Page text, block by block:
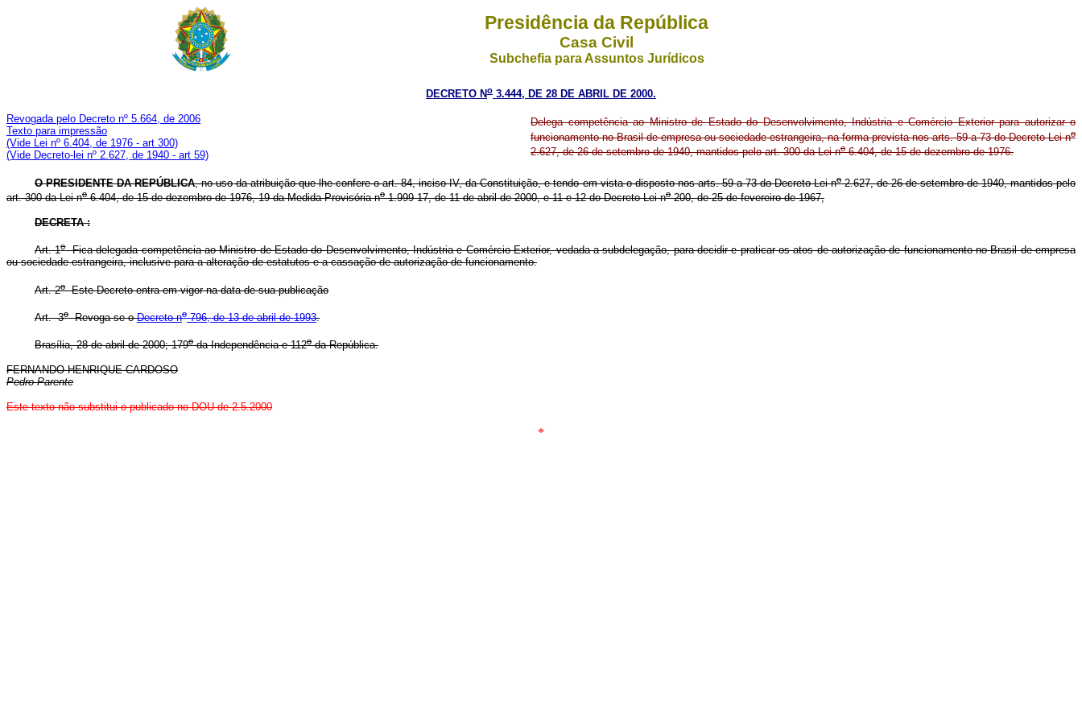
Presidência da República
Casa Civil
Subchefia para Assuntos Jurídicos
DECRETO No 3.444, DE 28 DE ABRIL DE 2000.
Revogada pelo Decreto nº 5.664, de 2006
Texto para impressão
(Vide Lei nº 6.404, de 1976 - art 300)
(Vide Decreto-lei nº 2.627, de 1940 - art 59)
Delega competência ao Ministro de Estado do Desenvolvimento, Indústria e Comércio Exterior para autorizar o
funcionamento no Brasil de empresa ou sociedade estrangeira, na forma prevista nos arts. 59 a 73 do Decreto-Lei no
2.627, de 26 de setembro de 1940, mantidos pelo art. 300 da Lei no6.404, de 15 de dezembro de 1976.
O PRESIDENTE DA REPÚBLICA, no uso da atribuição que lhe confere o art. 84, inciso IV, da Constituição, e tendo em vista o disposto nos arts. 59 a 73 do Decreto-Lei no2.627, de 26 de setembro de 1940, mantidos pelo
art. 300 da Lei no6.404, de 15 de dezembro de 1976, 19 da Medida Provisória no1.999-17, de 11 de abril de 2000, e 11 e 12 do Decreto-Lei no200, de 25 de fevereiro de 1967,
DECRETA :
Art. 1oFica delegada competência ao Ministro de Estado do Desenvolvimento, Indústria e Comércio Exterior, vedada a subdelegação, para decidir e praticar os atos de autorização de funcionamento no Brasil de empresa
ou sociedade estrangeira, inclusive para a alteração de estatutos e a cassação de autorização de funcionamento.
Art. 2oEste Decreto entra em vigor na data de sua publicação
Art. 3oRevoga-se oDecreto no796, de 13 de abril de 1993.
Brasília, 28 de abril de 2000; 179oda Independência e 112oda República.
FERNANDO HENRIQUE CARDOSO
Pedro Parente
Este texto não substitui o publicado no DOU de2.5.2000
*